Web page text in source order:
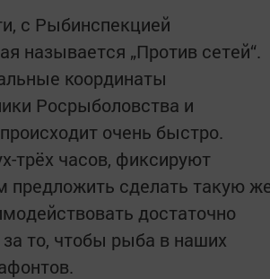
с Рыбинспекцией
называется „Против сетей“.
координаты
Росрыболовства и
очень быстро.
трёх часов, фиксируют
сделать такую
достаточно
то, чтобы рыба в наших